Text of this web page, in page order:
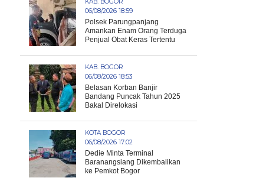
06/08/2026 18:59
Polsek Parungpanjang
Amankan Enam Orang Terduga
Penjual Obat Keras Tertentu
KAB. BOGOR
06/08/2026 18:53
Belasan Korban Banjir
Bandang Puncak Tahun 2025
Bakal Direlokasi
KOTA BOGOR
06/08/2026 17:02
Dedie Minta Terminal
Baranangsiang Dikembalikan
ke Pemkot Bogor